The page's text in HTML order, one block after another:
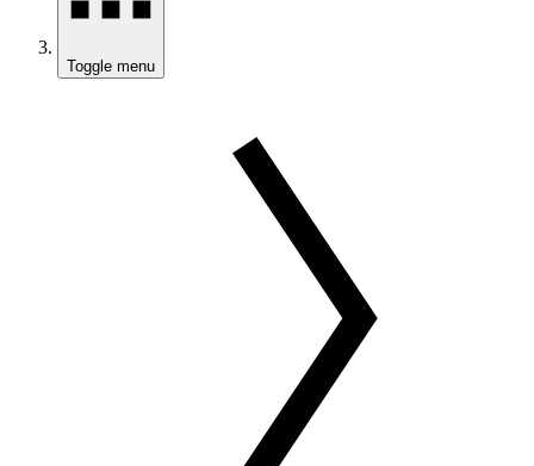
Toggle menu